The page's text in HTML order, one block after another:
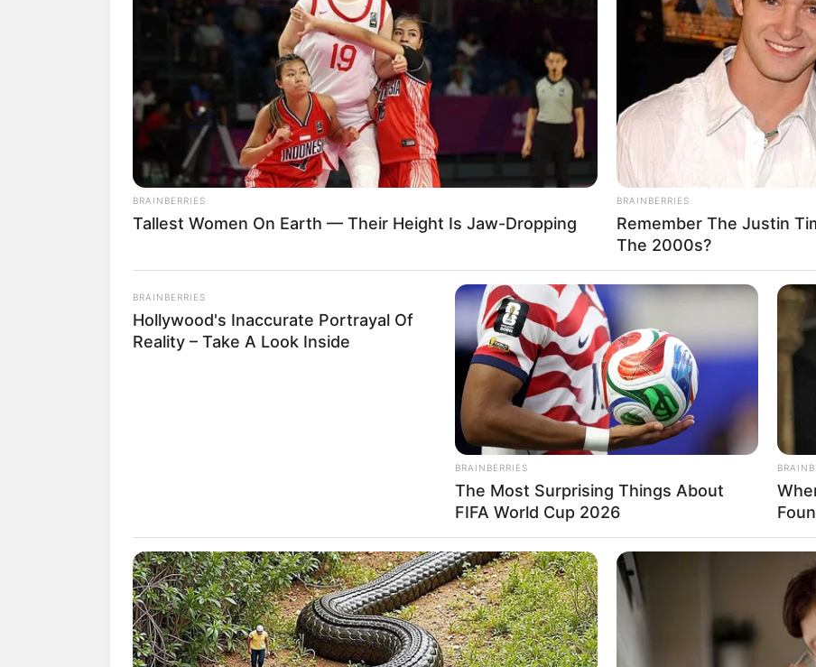
10 Makanan Aman Buat
Penderita Maag, Bisa Bebas
Rasa Sakit
Penulis:mira |12 Juli 2022
SHARE TWEET SHARE WHATSAPP TELEGRAM
BRAINBERRIES
Tallest Women On Earth — Their Height Is Jaw-Dropping
BRAINBERRIES
Remember The Justin
The 2000s?
BRAINBERRIES
Hollywood's Inaccurate Portrayal Of
Reality – Take A Look Inside
BRAINBERRIES
The Most Surprising Things About
FIFA World Cup 2026